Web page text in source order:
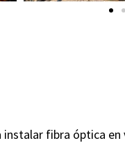
instalar fibra óptica